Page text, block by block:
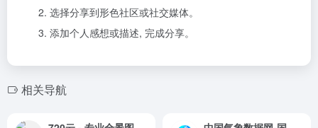
选择分享到形色社区或社交媒体。
添加个人感想或描述, 完成分享。
相关导航